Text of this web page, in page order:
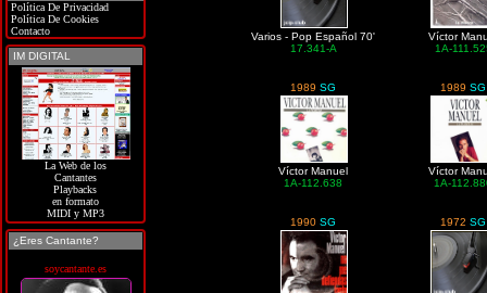
Política De Privacidad
Política De Cookies
Contacto
IM DIGITAL
La Web de los
Cantantes
Playbacks
en formato
MIDI y MP3
¿Eres Cantante?
soycantante.es
Varios - Pop Español 70'
17.341-A
Víctor
1A-
1989SG
Víctor Manuel
1A-112.638
1989SG
Víctor
1A-
1990SG 1972SG